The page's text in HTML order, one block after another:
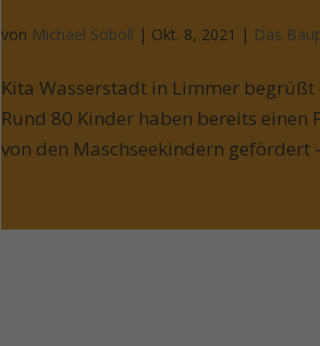
von Michael Soboll | Okt. 8, 2021 | Das
Kita Wasserstadt in Limmer
Rund 80 Kinder haben bereits
von den Maschseekindern